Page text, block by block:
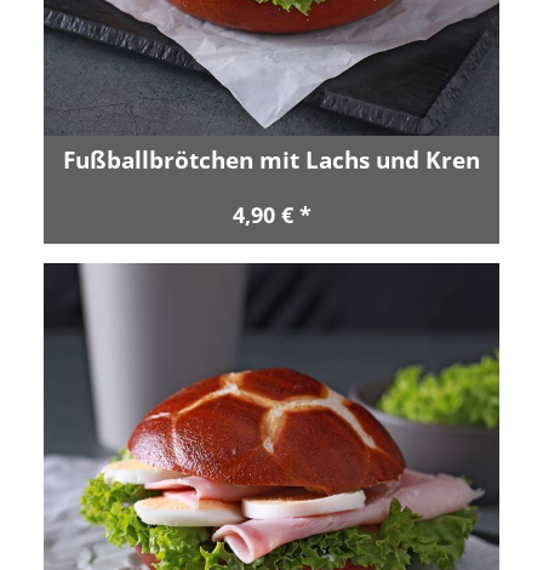
Fußballbrötchen mit Lachs und Kren
4,90 € *